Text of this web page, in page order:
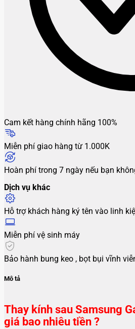
Cam kết hàng chính hãng 100%
Miễn phí giao hàng từ 1.000K
Hoàn phí trong 7 ngày nếu bạn
Dịch vụ khác
Hỗ trợ khách hàng ký tên vào linh
Miễn phí vệ sinh máy
Bảo hành bung keo , bọt bụi vĩnh
Mô tả
Thay kính sau Samsung
giá bao nhiêu tiền ?